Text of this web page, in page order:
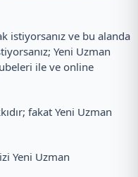
istiyorsanız ve bu alanda
Yeni Uzman
ile ve online
fakat Yeni Uzman
Yeni Uzman